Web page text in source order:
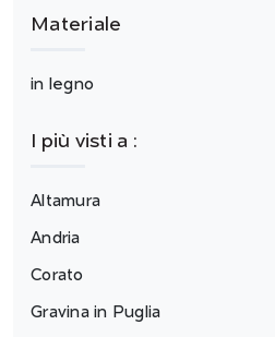
Materiale
in legno
I più visti a :
Altamura
Andria
Corato
Gravina in Puglia